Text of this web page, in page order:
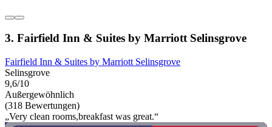
3. Fairfield Inn & Suites by Marriott Selinsgrove
Fairfield Inn & Suites by Marriott Selinsgrove
Selinsgrove
9,6/10
Außergewöhnlich
(318 Bewertungen)
„Very clean rooms,breakfast was great.“